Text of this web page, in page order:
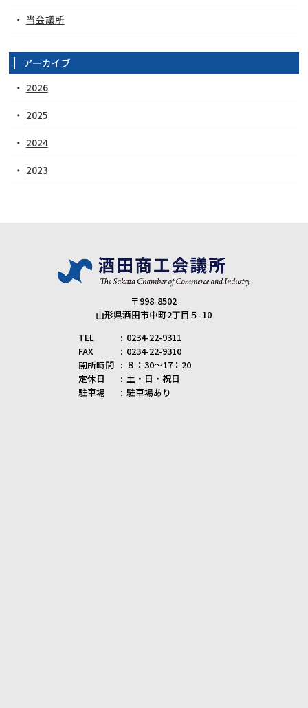
当会議所
アーカイブ
2026
2025
2024
2023
〒998-8502
山形県酒田市中町2丁目５-10
TEL
0234-22-9311
FAX
0234-22-9310
開所時間
８：30～17：20
定休日
土・日・祝日
駐車場
駐車場あり